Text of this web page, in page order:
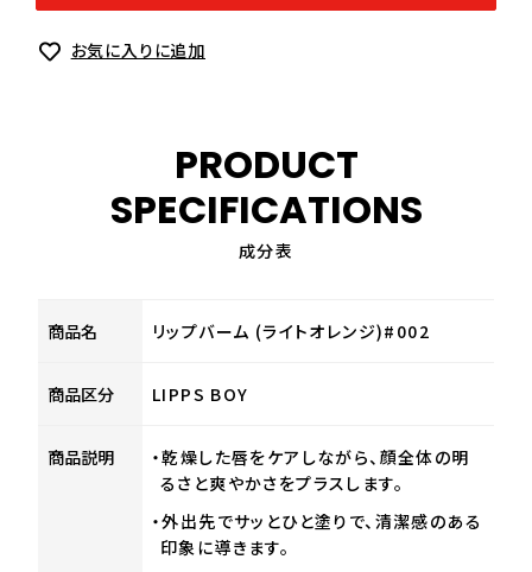
お気に入りに追加
PRODUCT
SPECIFICATIONS
成分表
商品名 リップバーム (ライトオレンジ)#002
商品区分 LIPPS BOY
商品説明
・乾燥した唇をケアしながら、顔全体の明
るさと爽やかさをプラスします。
・外出先でサッとひと塗りで、清潔感のある
印象に導きます。